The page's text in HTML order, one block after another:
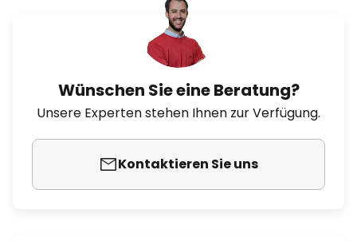
Wünschen Sie eine Beratung?
Unsere Experten stehen Ihnen zur Verfügung.
Kontaktieren Sie uns